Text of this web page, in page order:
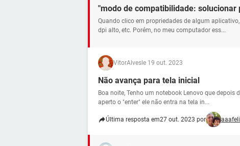
"modo de compatibilidade:
Quando clico em propriedades de algum
dpi alto, etc. Porém, no meu computador ess...
VitorAlves le 19 out. 2023
Não avança para tela inicial
Boa noite, Tenho um notebook Lenovo que
aperto o "enter" ele não entra na tela in...
Última resposta em27 out. 2023 por